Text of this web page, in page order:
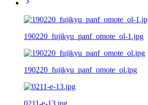
190220_fujikyu_panf_omote_ol-1.jpg
190220_fujikyu_panf_omote_ol.jpg
0211-e-13.jpg